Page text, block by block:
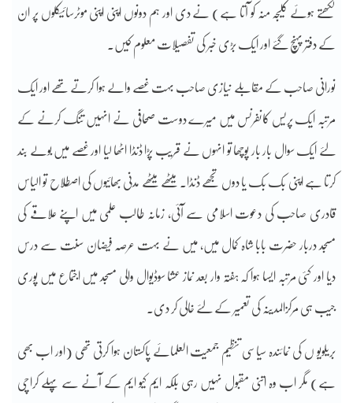
لکھتے ہوئے کلیجہ منہ کو آتا ہے) نے دی اور ہم دونوں اپنی اپنی موٹرسائیکلوں پر ان
کے دفتر پہنچ گئے اور ایک بڑی خبر کی تفصیلات معلوم کیں۔
نورانی صاحب کے مقابلے نیازی صاحب بہت غصے والے ہوا کرتے تھے اور ایک
مرتبہ ایک پریس کانفرنس میں میرے دوست صحافی نے انہیں تنگ کرنے کے
لئے ایک سوال بار بار پوچھا تو انہوں نے قریب پڑا ڈنڈا اٹھا لیا اور غصے میں بولے بند
کرتا ہے اپنی بک بک یا دوں تجھے ڈنڈا۔ میٹھے میٹھے مدنی بھائیوں کی اصطلاح تو الیاس
قادری صاحب کی دعوت اسلامی سے آئی، زمانہ طالب علمی میں اپنے علاقے کی
مسجد دربار حضرت بابا شاہ کمال میں، میں نے بہت عرصہ فیضان سنت سے درس
دیا اور کئی مرتبہ ایسا ہوا کہ ہفتہ وار بعد نماز عشا سوڈیوال والی مسجد میں اجتماع میں پوری
جیب ہی مرکزالمدینہ کی تعمیر کے لئے خالی کر دی۔
بریلویو ں کی نمائندہ سیاسی تنظیم جمعیت العلمائے پاکستان ہوا کرتی تھی (اور اب بھی
ہے) مگر اب وہ اتنی مقبول نہیں رہی بلکہ ایم کیو ایم کے آنے سے پہلے کراچی